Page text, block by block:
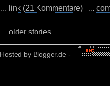
... link (21 Kommentare) ...
... older stories
Hosted by Blogger.de -